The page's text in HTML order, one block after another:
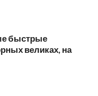
быстрые
великах, на